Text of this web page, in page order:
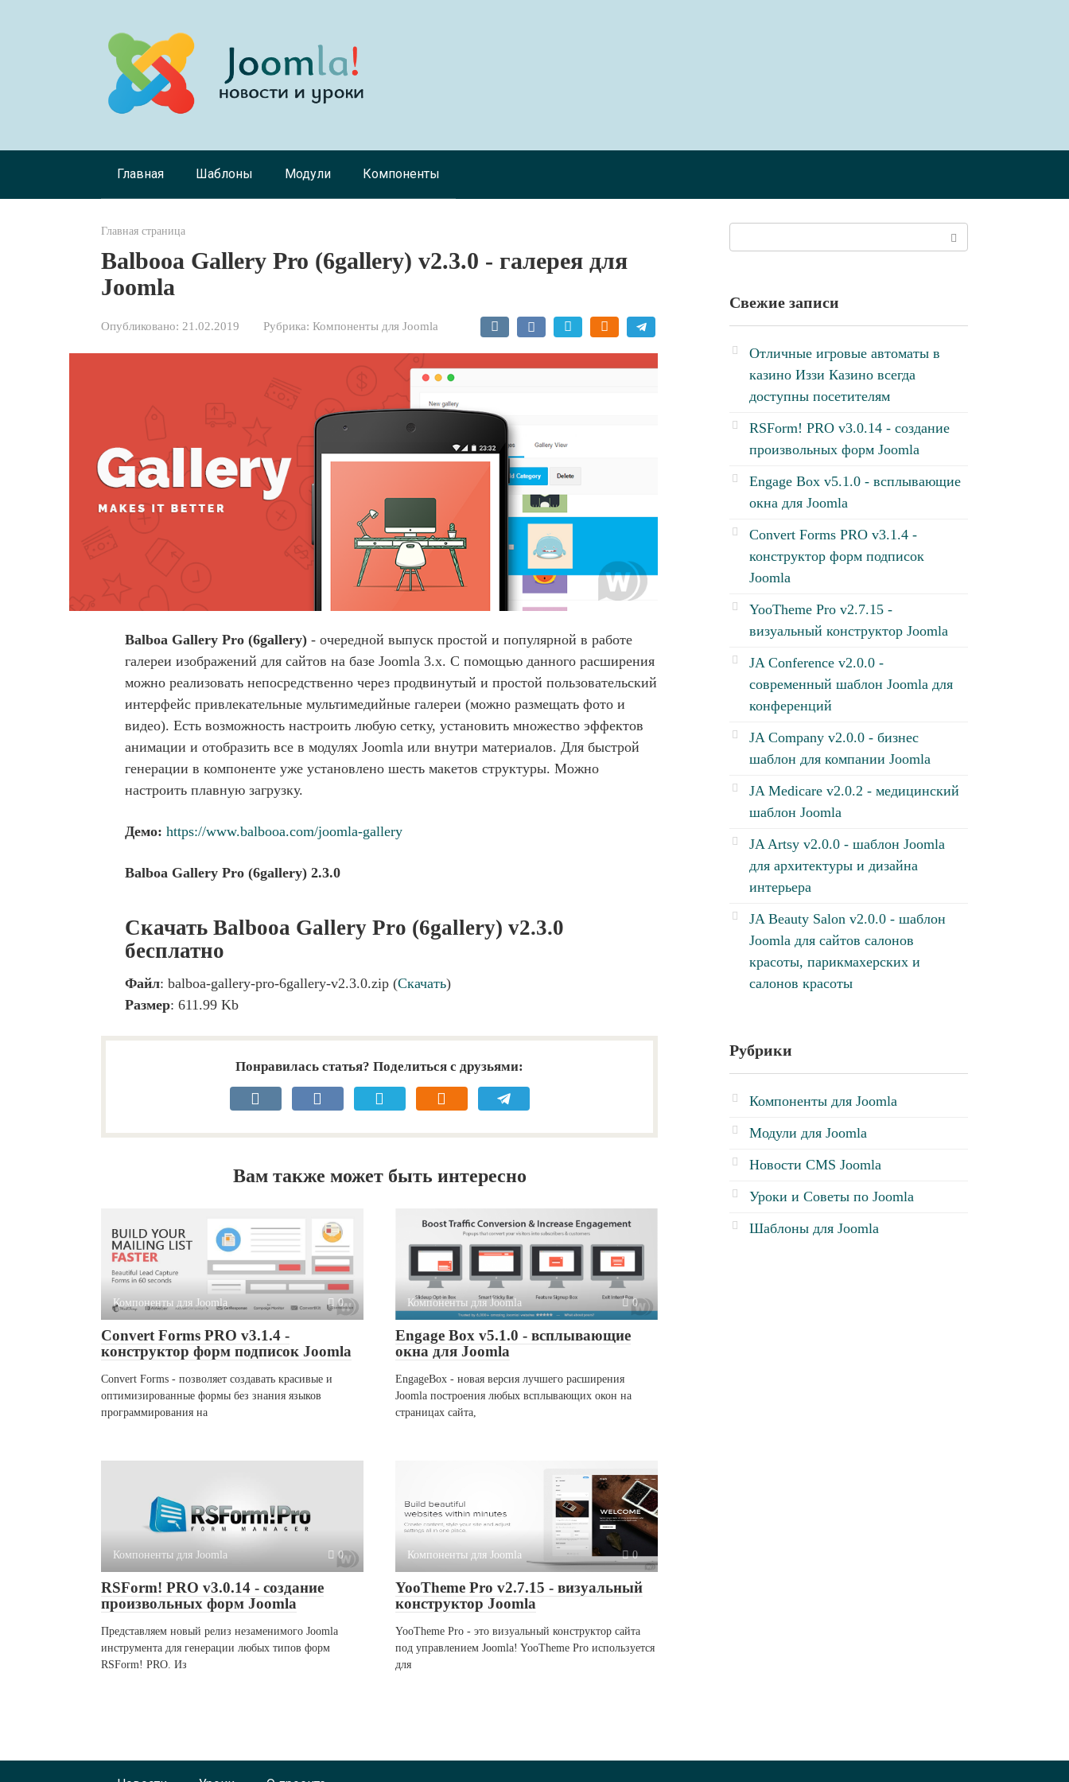
Главная Шаблоны Модули Компоненты
Главная страница
Balbooa Gallery Pro (6gallery) v2.3.0 - галерея для
Joomla
Опубликовано: 21.02.2019 Рубрика: Компоненты для Joomla
Balboa Gallery Pro (6gallery) - очередной выпуск простой и популярной в работе
галереи изображений для сайтов на базе Joomla 3.x. С помощью данного расширения
можно реализовать непосредственно через продвинутый и простой пользовательский
интерфейс привлекательные мультимедийные галереи (можно размещать фото и
видео). Есть возможность настроить любую сетку, установить множество эффектов
анимации и отобразить все в модулях Joomla или внутри материалов. Для быстрой
генерации в компоненте уже установлено шесть макетов структуры. Можно
настроить плавную загрузку.
Демо: https://www.balbooa.com/joomla-gallery
Balboa Gallery Pro (6gallery) 2.3.0
Скачать Balbooa Gallery Pro (6gallery) v2.3.0
бесплатно
Файл: balboa-gallery-pro-6gallery-v2.3.0.zip (Скачать)
Размер: 611.99 Kb
Понравилась статья? Поделиться с друзьями:
Вам также может быть интересно
Компоненты для Joomla 0
Convert Forms PRO v3.1.4 -
конструктор форм подписок Joomla
Convert Forms - позволяет создавать красивые и
оптимизированные формы без знания языков
программирования на
Компоненты для Joomla 0
Engage Box v5.1.0 - всплывающие
окна для Joomla
EngageBox - новая версия лучшего расширения
Joomla построения любых всплывающих окон на
страницах сайта,
Компоненты для Joomla 0
RSForm! PRO v3.0.14 - создание
произвольных форм Joomla
Представляем новый релиз незаменимого Joomla
инструмента для генерации любых типов форм
RSForm! PRO. Из
Компоненты для Joomla 0
YooTheme Pro v2.7.15 - визуальный
конструктор Joomla
YooTheme Pro - это визуальный конструктор сайта
под управлением Joomla! YooTheme Pro используется
для
Свежие записи
Отличные игровые автоматы в
казино Иззи Казино всегда
доступны посетителям
RSForm! PRO v3.0.14 - создание
произвольных форм Joomla
Engage Box v5.1.0 - всплывающие
окна для Joomla
Convert Forms PRO v3.1.4 -
конструктор форм подписок
Joomla
YooTheme Pro v2.7.15 -
визуальный конструктор Joomla
JA Conference v2.0.0 -
современный шаблон Joomla для
конференций
JA Company v2.0.0 - бизнес
шаблон для компании Joomla
JA Medicare v2.0.2 - медицинский
шаблон Joomla
JA Artsy v2.0.0 - шаблон Joomla
для архитектуры и дизайна
интерьера
JA Beauty Salon v2.0.0 - шаблон
Joomla для сайтов салонов
красоты, парикмахерских и
салонов красоты
Рубрики
Компоненты для Joomla
Модули для Joomla
Новости CMS Joomla
Уроки и Советы по Joomla
Шаблоны для Joomla